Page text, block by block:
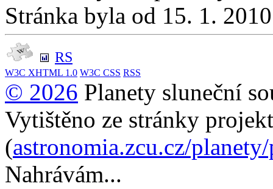
Stránka byla od 15. 1.
RS
W3C XHTML 1.0 W3C CSS RSS
© 2026 Planety sluneční
Vytištěno ze stránky
(astronomia.zcu.cz/
Nahrávám...